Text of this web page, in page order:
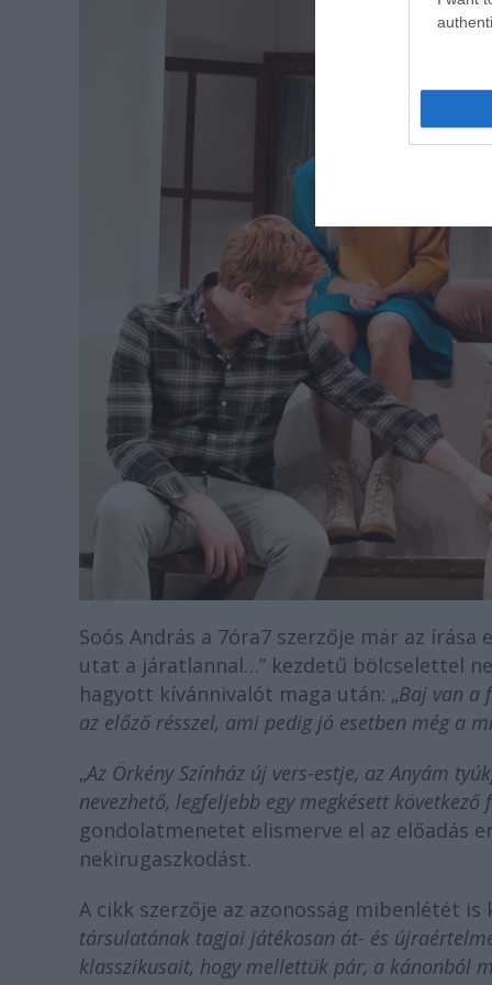
Soós András a 7óra7 szerzője már az
utat a járatlannal…” kezdetű bölcselettel
hagyott kívánnivalót maga után: „Baj van a
az előző résszel, ami pedig jó esetben még a
„Az Örkény Színház új vers-estje, az Anyám
nevezhető, legfeljebb egy megkésett
gondolatmenetet elismerve el az előadás
nekirugaszkodást.
A cikk szerzője az azonosság mibenlétét is
társulatának tagjai játékosan át- és
klasszikusait, hogy mellettük pár, a kánonból